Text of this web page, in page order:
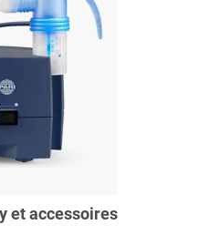
et accessoires